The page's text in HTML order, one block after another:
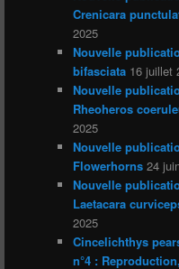
Crenicara
2025
Nouvelle
bifasciata 16 juillet
Nouvelle
Rheoheros
2025
Nouvelle
Flowerhorns 24
Nouvelle
Laetacara
2025
Cincelichthys
n°4 :